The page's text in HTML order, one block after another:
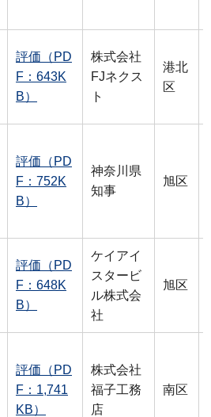
評価（PD
F：643K
B）
株式会社
FJネクス
ト
港北
区
評価（PD
F：752K
B）
神奈川県
知事
旭区
評価（PD
F：648K
B）
ケイアイ
スタービ
ル株式会
社
旭区
評価（PD
F：1,741
KB）
株式会社
福子工務
店
南区